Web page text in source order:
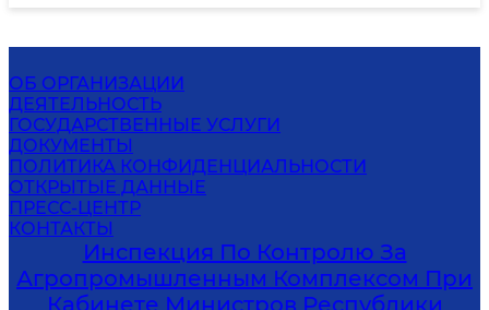
ОБ ОРГАНИЗАЦИИ
ДЕЯТЕЛЬНОСТЬ
ГОСУДАРСТВЕННЫЕ УСЛУГИ
ДОКУМЕНТЫ
ПОЛИТИКА КОНФИДЕНЦИАЛЬНОСТИ
ОТКРЫТЫЕ ДАННЫЕ
ПРЕСС-ЦЕНТР
КОНТАКТЫ
Инспекция По Контролю За
Агропромышленным Комплексом При
Кабинете Министров Республики